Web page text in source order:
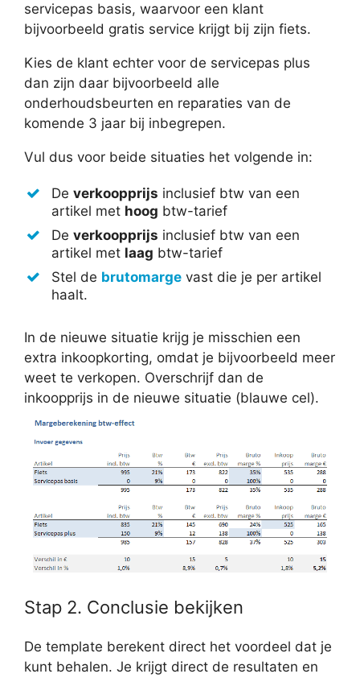
servicepas basis, waarvoor een klant
bijvoorbeeld gratis service krijgt bij zijn fiets.
Kies de klant echter voor de servicepas plus
dan zijn daar bijvoorbeeld alle
onderhoudsbeurten en reparaties van de
komende 3 jaar bij inbegrepen.
Vul dus voor beide situaties het volgende in:
De verkoopprijs inclusief btw van een
artikel met hoog btw-tarief
De verkoopprijs inclusief btw van een
artikel met laag btw-tarief
Stel de brutomarge vast die je per artikel
haalt.
In de nieuwe situatie krijg je misschien een
extra inkoopkorting, omdat je bijvoorbeeld meer
weet te verkopen. Overschrijf dan de
inkoopprijs in de nieuwe situatie (blauwe cel).
Stap 2. Conclusie bekijken
De template berekent direct het voordeel dat je
kunt behalen. Je krijgt direct de resultaten en